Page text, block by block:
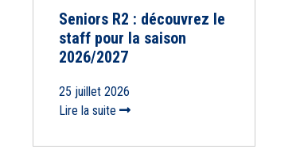
Seniors R2 : découvrez le
staff pour la saison
2026/2027
25 juillet 2026
Lire la suite